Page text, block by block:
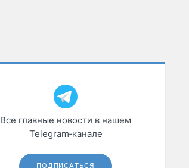
Все главные новости в нашем
Telegram‑канале
ПОДПИСАТЬСЯ